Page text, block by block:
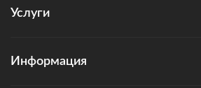
Услуги
Информация